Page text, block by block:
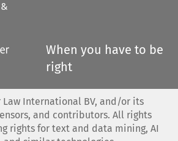
When you have to be
right
Law International BV, and/or its
and contributors. All rights
rights for text and data mining, AI